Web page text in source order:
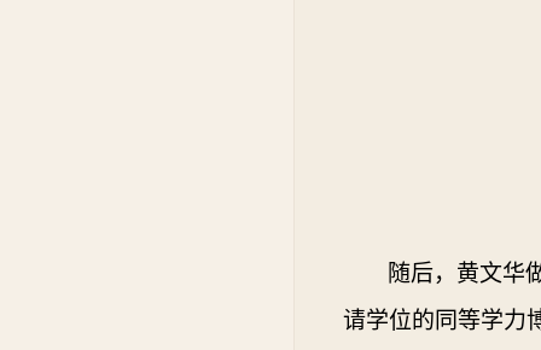
随后，黄文华
请学位的 同等学力